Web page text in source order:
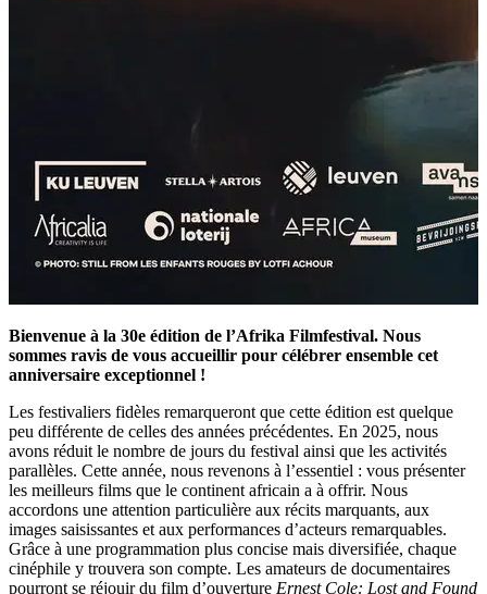
Bienvenue à la 30e édition de l’Afrika Filmfestival. Nous
sommes ravis de vous accueillir pour célébrer ensemble cet
anniversaire exceptionnel !
Les festivaliers fidèles remarqueront que cette édition est quelque
peu différente de celles des années précédentes. En 2025, nous
avons réduit le nombre de jours du festival ainsi que les activités
parallèles. Cette année, nous revenons à l’essentiel : vous présenter
les meilleurs films que le continent africain a à offrir. Nous
accordons une attention particulière aux récits marquants, aux
images saisissantes et aux performances d’acteurs remarquables.
Grâce à une programmation plus concise mais diversifiée, chaque
cinéphile y trouvera son compte. Les amateurs de documentaires
pourront se réjouir du film d’ouverture Ernest Cole: Lost and Found